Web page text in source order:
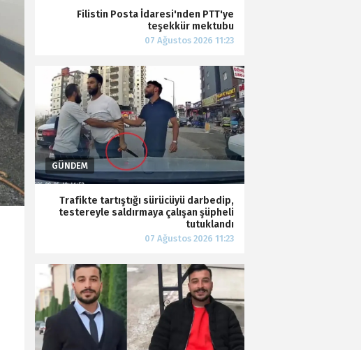
Filistin Posta İdaresi'nden PTT'ye
teşekkür mektubu
Trafikte tartıştığı sürücüyü darbedip,
testereyle saldırmaya çalışan şüpheli
tutuklandı